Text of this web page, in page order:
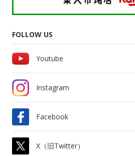
FOLLOW US
Youtube
Instagram
Facebook
X（旧Twitter）